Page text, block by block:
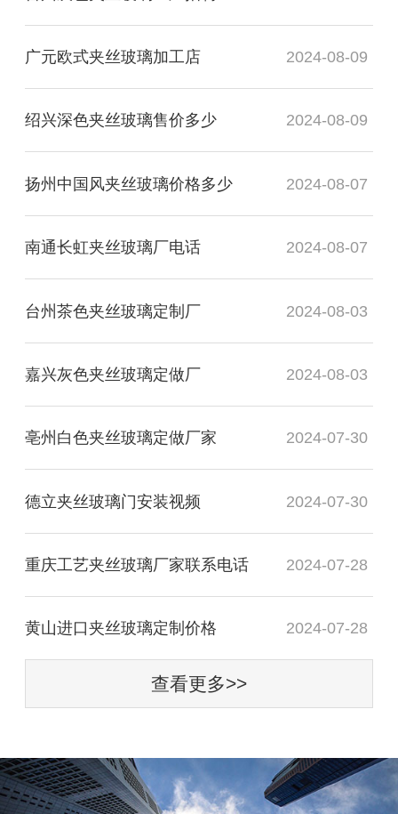
广元欧式夹丝玻璃加工店 2024-08-09
绍兴深色夹丝玻璃售价多少 2024-08-09
扬州中国风夹丝玻璃价格多少 2024-08-07
南通长虹夹丝玻璃厂电话 2024-08-07
台州茶色夹丝玻璃定制厂 2024-08-03
嘉兴灰色夹丝玻璃定做厂 2024-08-03
亳州白色夹丝玻璃定做厂家 2024-07-30
德立夹丝玻璃门安装视频 2024-07-30
重庆工艺夹丝玻璃厂家联系电话 2024-07-28
黄山进口夹丝玻璃定制价格 2024-07-28
查看更多>>